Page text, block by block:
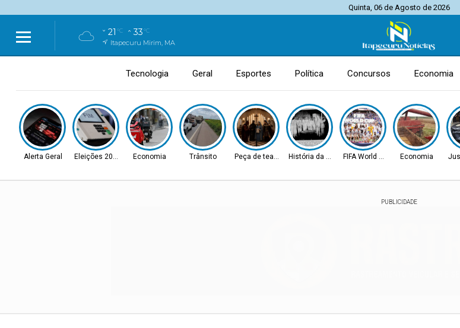
Quinta, 06 de Agosto de 2026
21 °C 33°C
Itapecuru Mirim, MA
Tecnologia Geral Esportes Política Concursos Economia
Alerta Geral Eleições 2026 Economia Trânsito Peça de teatro História da CidadeFIFA World Cup 2026Economia
PUBLICIDADE